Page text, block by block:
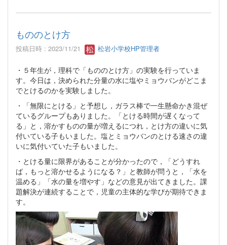
もののとけ方
投稿日時 : 2023/11/21 松岩小学校HP管理者
・５年生が，理科で「もののとけ方」の実験を行っていま
す。今日は，決められた分量の水に塩やミョウバンがどこま
でとけるのかを実験しました。
・「無限にとける」と予想し，ガラス棒で一生懸命かき混ぜ
ているグループもありました。「とける時間が遅くなって
る」と，溶かすものの量が増えるにつれ，とけ方の違いに気
付いている子もいました。塩とミョウバンのとける速さの違
いに気付いていた子もいました。
・とける量に限界があることが分かったので，「どうすれ
ば，もっと溶かせるようになる？」と教師が問うと，「水を
温める」「水の量を増やす」などの意見が出てきました。課
題解決が連続することで，児童の主体的な学びが期待できま
す。